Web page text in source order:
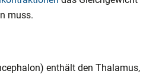
muss.
enthält den Thalamus,